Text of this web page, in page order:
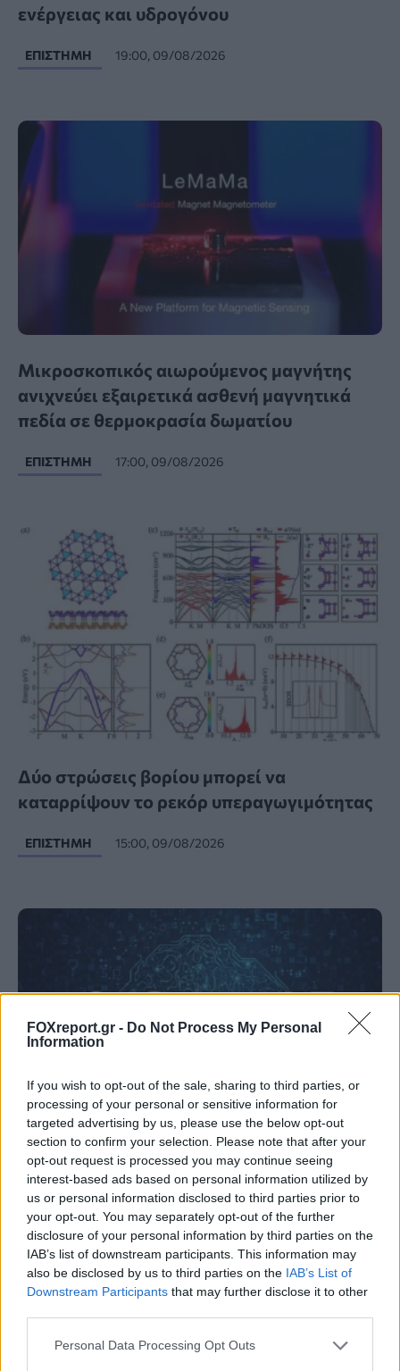
FOXreport.gr - Do Not Process My Personal
Information
If you wish to opt-out of the sale, sharing to third parties, or
processing of your personal or sensitive information for
targeted advertising by us, please use the below opt-out
section to confirm your selection. Please note that after your
opt-out request is processed you may continue seeing
interest-based ads based on personal information utilized by
us or personal information disclosed to third parties prior to
your opt-out. You may separately opt-out of the further
disclosure of your personal information by third parties on the
IAB’s list of downstream participants. This information may
also be disclosed by us to third parties on the IAB’s List of
Downstream Participants that may further disclose it to other
Personal Data Processing Opt Outs
ενέργειας και υδρογόνου
ΕΠΙΣΤΉΜΗ 19:00, 09/08/2026
Μικροσκοπικός αιωρούμενος μαγνήτης
ανιχνεύει εξαιρετικά ασθενή μαγνητικά
πεδία σε θερμοκρασία δωματίου
ΕΠΙΣΤΉΜΗ 17:00, 09/08/2026
Δύο στρώσεις βορίου μπορεί να
καταρρίψουν το ρεκόρ υπεραγωγιμότητας
ΕΠΙΣΤΉΜΗ 15:00, 09/08/2026
Η OpenAI βάζει φρένο σε νέο μοντέλο
λόγω ισχυρών δυνατοτήτων
κυβερνοασφάλειας
ΤΕΧΝΟΛΟΓΊΑ 13:00, 09/08/2026